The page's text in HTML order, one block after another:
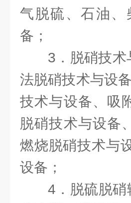
气脱硫、石油
备；
3．脱硝技
法脱硝技术与设
技术与设备、吸
脱硝技术与设备
燃烧脱硝技术与
设备；
4．脱硫脱